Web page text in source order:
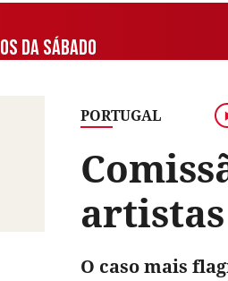
DA SÁBADO
PORTUGAL
O caso mais